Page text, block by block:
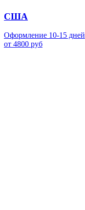
США
Оформление 10-15 дней
от 4800 руб